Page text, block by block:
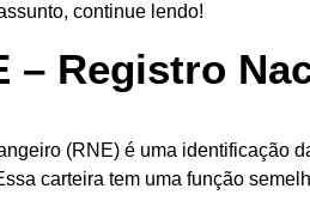
continue lendo!
– Registro
(RNE) é uma identificação
carteira tem uma função